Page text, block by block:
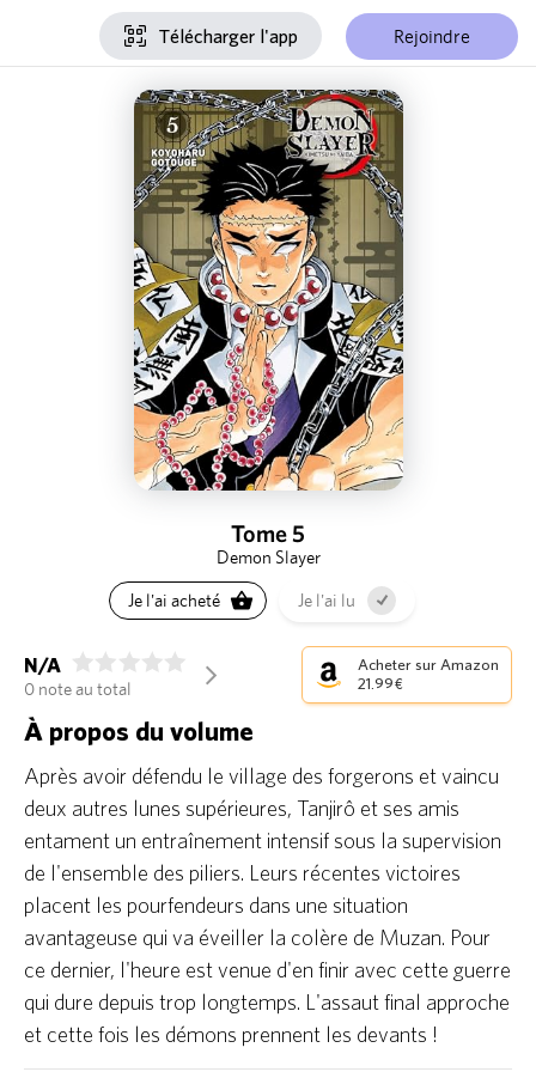
Télécharger l'app Rejoindre
Tome 5
Demon Slayer
Je l'ai acheté Je l'ai lu
N/A
0 note au total
arrow_forward_ios
Acheter sur Amazon
21.99 €
À propos du volume
Après avoir défendu le village des forgerons et vaincu
deux autres lunes supérieures, Tanjirô et ses amis
entament un entraînement intensif sous la supervision
de l'ensemble des piliers. Leurs récentes victoires
placent les pourfendeurs dans une situation
avantageuse qui va éveiller la colère de Muzan. Pour
ce dernier, l'heure est venue d'en finir avec cette guerre
qui dure depuis trop longtemps. L'assaut final approche
et cette fois les démons prennent les devants !